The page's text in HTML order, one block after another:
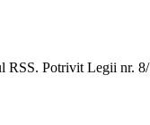
Potrivit Legii nr.